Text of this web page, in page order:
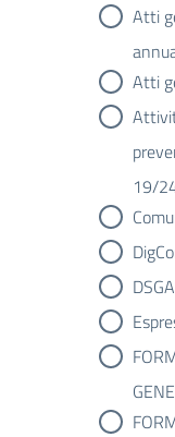
Atti
Atti
19/